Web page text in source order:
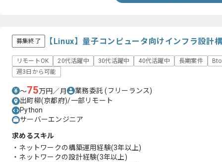
募集終了 【Linux】量子コンピュータ向けインフラ設計
リモートOK 20代活躍中 30代活躍中 40代活躍中 長期案件
週3日から可能
〜75万円／月 業務委託(フリーランス)
出町柳(京都府)/一部リモート
Python
サーバーエンジニア
求めるスキル
・ネットワークの構築運用経験(3年以上)
・ネットワークの設計経験(3年以上)